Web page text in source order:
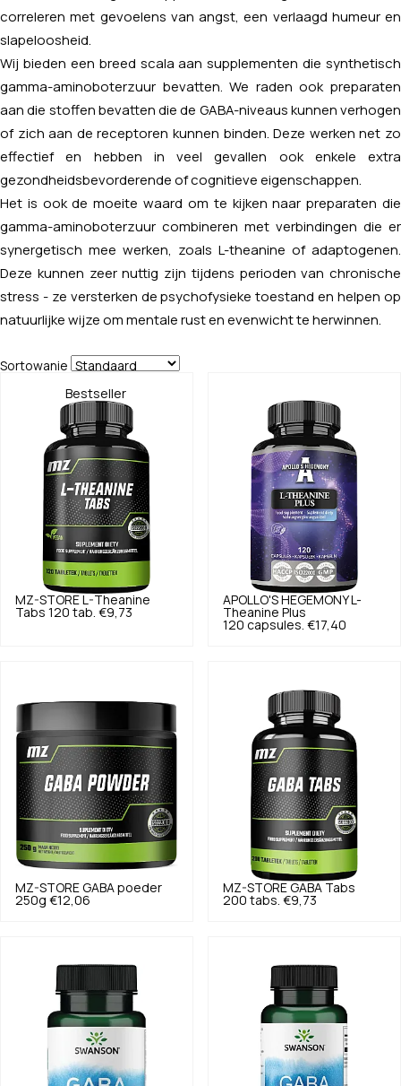
correleren met gevoelens van angst, een verlaagd humeur en
slapeloosheid.
Wij bieden een breed scala aan supplementen die synthetisch
gamma-aminoboterzuur bevatten. We raden ook preparaten
aan die stoffen bevatten die de GABA-niveaus kunnen verhogen
of zich aan de receptoren kunnen binden. Deze werken net zo
effectief en hebben in veel gevallen ook enkele extra
gezondheidsbevorderende of cognitieve eigenschappen.
Het is ook de moeite waard om te kijken naar preparaten die
gamma-aminoboterzuur combineren met verbindingen die er
synergetisch mee werken, zoals L-theanine of adaptogenen.
Deze kunnen zeer nuttig zijn tijdens perioden van chronische
stress - ze versterken de psychofysieke toestand en helpen op
natuurlijke wijze om mentale rust en evenwicht te herwinnen.
Sortowanie
Bestseller
MZ-STORE L-Theanine
Tabs 120 tab. €9,73
APOLLO'S HEGEMONY L-
Theanine Plus
120 capsules. €17,40
MZ-STORE GABA poeder
250g €12,06
MZ-STORE GABA Tabs
200 tabs. €9,73